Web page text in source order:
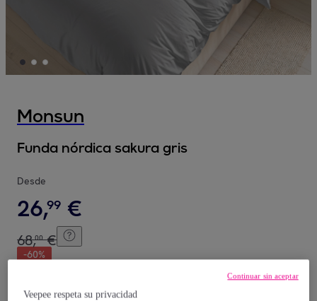
Monsun
Funda nórdica sakura gris
Desde
26,99 €
68,00 €
-60%
Veepee respeta su privacidad
Continuar sin aceptar